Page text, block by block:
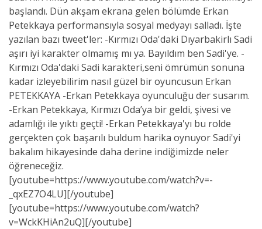
başlandı. Dün akşam ekrana gelen bölümde Erkan
Petekkaya performansıyla sosyal medyayı salladı. İşte
yazılan bazı tweet'ler: -Kırmızı Oda'daki Dıyarbakirlı Sadi
aşırı iyi karakter olmamış mı ya. Bayıldım ben Sadi'ye. -
Kırmızı Oda'daki Sadi karakteri,seni ömrümün sonuna
kadar izleyebilirim nasıl güzel bir oyuncusun Erkan
PETEKKAYA -Erkan Petekkaya oyunculuğu der susarım.
-Erkan Petekkaya, Kırmızı Oda’ya bir geldi, şivesi ve
adamlığı ile yıktı geçti! -Erkan Petekkaya'yı bu rolde
gerçekten çok başarılı buldum harika oynuyor Sadi'yi
bakalım hikayesinde daha derine indiğimizde neler
öğreneceğiz.
[youtube=https://www.youtube.com/watch?v=-
_qxEZ7O4LU][/youtube]
[youtube=https://www.youtube.com/watch?
v=WckKHiAn2uQ][/youtube]